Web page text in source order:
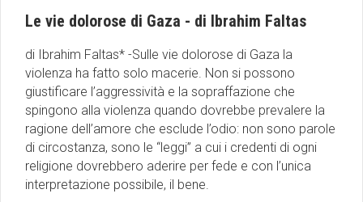
Le vie dolorose di Gaza - di Ibrahim Faltas
di Ibrahim Faltas* -Sulle vie dolorose di Gaza la
violenza ha fatto solo macerie. Non si possono
giustificare l’aggressività e la sopraffazione che
spingono alla violenza quando dovrebbe prevalere la
ragione dell’amore che esclude l’odio: non sono parole
di circostanza, sono le “leggi” a cui i credenti di ogni
religione dovrebbero aderire per fede e con l’unica
interpretazione possibile, il bene.